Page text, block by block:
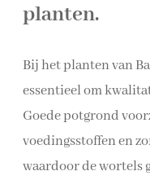
planten.
Bij het planten van
essentieel om
Goede potgrond
voedingsstoffen en
waardoor de wortels